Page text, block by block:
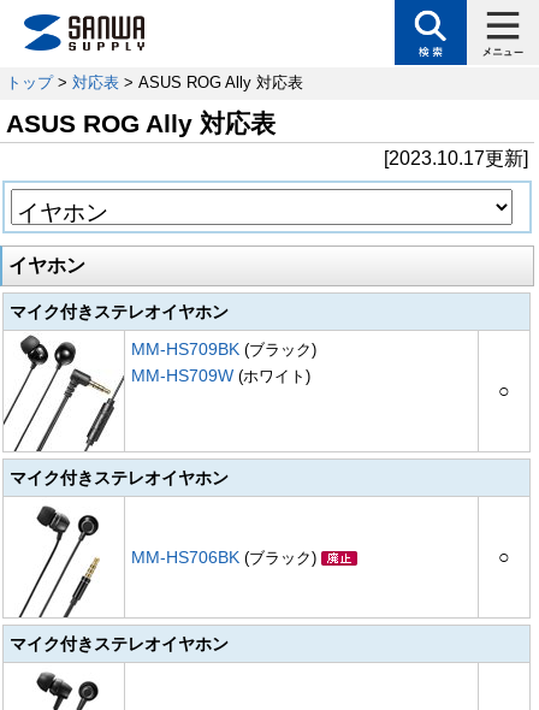
トップ> 対応表 > ASUS ROG Ally 対応表
ASUS ROG Ally 対応表
[2023.10.17更新]
イヤホン
マイク付きステレオイヤホン
MM-HS709BK (ブラック)
MM-HS709W (ホワイト)
○
マイク付きステレオイヤホン
MM-HS706BK (ブラック) ○
マイク付きステレオイヤホン